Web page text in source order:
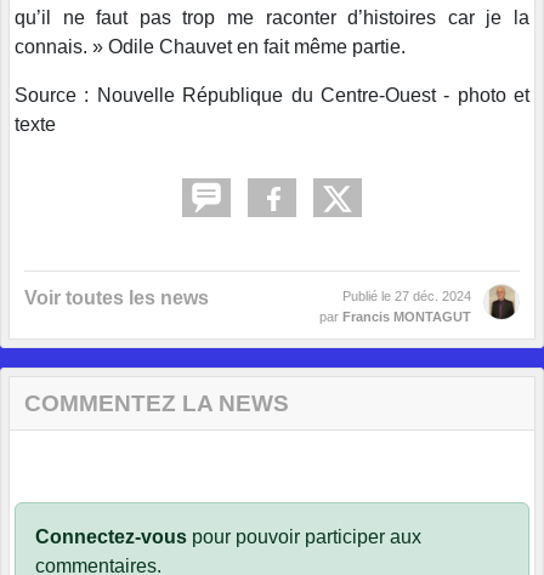
qu’il ne faut pas trop me raconter d’histoires car je la
connais. » Odile Chauvet en fait même partie.
Source : Nouvelle République du Centre-Ouest - photo et
texte
Voir toutes les news Publié le 27 déc. 2024
par Francis MONTAGUT
COMMENTEZ LA NEWS
Connectez-vous pour pouvoir participer aux
commentaires.